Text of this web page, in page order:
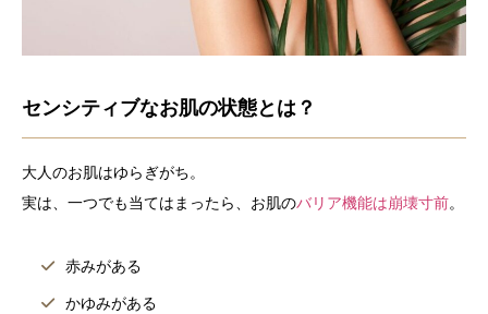
センシティブなお肌の状態とは？
大人のお肌はゆらぎがち。
実は、一つでも当てはまったら、お肌のバリア機能は崩壊寸前。
赤みがある
かゆみがある